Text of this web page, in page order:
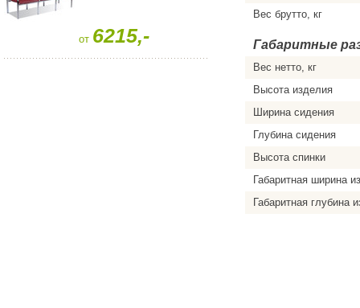
от 6215,-
Вес брутто, кг
Габаритные
Вес нетто, кг
Высота изделия
Ширина сидения
Глубина сидения
Высота спинки
Габаритная ширина
Габаритная глубина